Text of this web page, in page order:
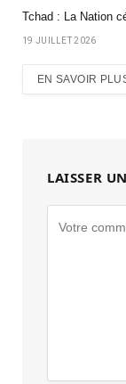
Tchad : La Nation
19 JUILLET 2026
EN SAVOIR
LAISSER